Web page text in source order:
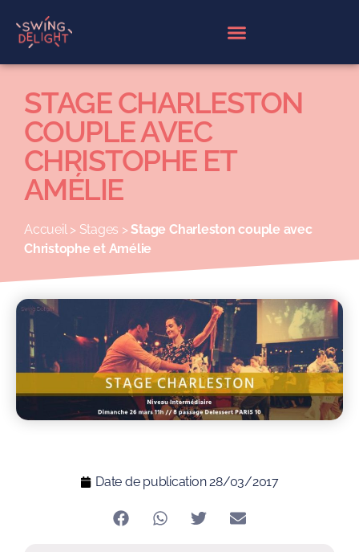
STAGE CHARLESTON
COUPLE AVEC
CHRISTOPHE ET
AMÉLIE
Accueil> Stages >Stage Charleston couple avec
Christophe et Amélie
Date de publication28/03/2017